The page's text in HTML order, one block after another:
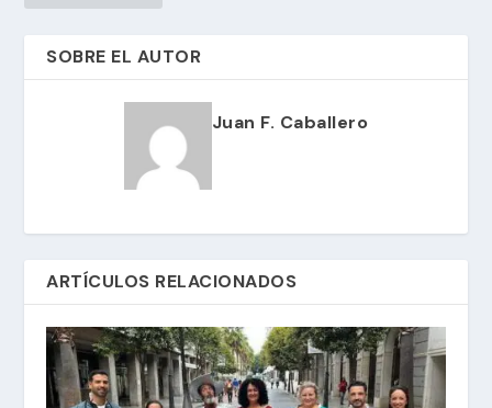
SOBRE EL AUTOR
Juan F. Caballero
ARTÍCULOS RELACIONADOS